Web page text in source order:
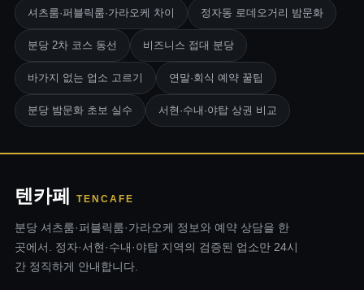
셔츠룸·퍼블릭룸·가라오케 차이 정자동 로데오거리 밤문화
분당 2차 코스 동선 비즈니스 접대 분당
바가지 없는 업소 고르기 연말·회식 예약 꿀팁
분당 밤문화 초보 실수 서현·수내·야탑 상권 비교
텐카페 TENCAFE
분당 셔츠룸·퍼블릭룸·가라오케 정보와 예약 상담을 한
곳에서. 정자·서현·수내·야탑 지역의 검증된 업소만 24시
간 정직하게 안내합니다.